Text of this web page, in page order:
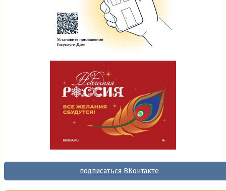
подписаться ВКонтакте